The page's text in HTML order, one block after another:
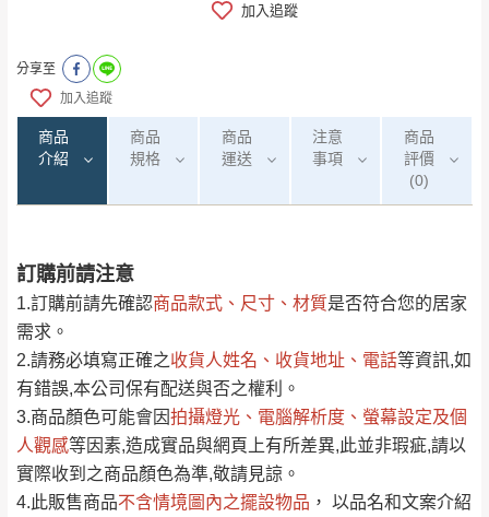
加入追蹤
分享至
加入追蹤
商品
介紹
商品
規格
商品
運送
注意
事項
商品
評價
(0)
訂購前請注意
1.訂購前請先確認商品款式、尺寸、材質是否符合您的居家
需求。
2.請務必填寫正確之收貨人姓名、收貨地址、電話等資訊,如
有錯誤,本公司保有配送與否之權利。
3.商品顏色可能會因拍攝燈光、電腦解析度、螢幕設定及個
人觀感等因素,造成實品與網頁上有所差異,此並非瑕疵,請以
實際收到之商品顏色為準,敬請見諒。
4.此販售商品不含情境圖內之擺設物品 ， 以品名和文案介紹
運 費 說 明
運送地區 運送費用
偏遠地區
（請先線上詢問 LINE
→@dershin ）
桃園 復興鄉
注意事項：
由於品項繁多，網頁無法及時更新，如有需
Line客服」來信確認商品是否有「現貨」與
「金額」。
若商品價格或庫存有異常，商家有權取消訂
單。部分網路商品恕無法更改原設計或客製，敬請
見諒！
0/5 (0)筆
全部 依評論高至低排列
依評論低至高排列 只顯示附上圖片
只顯示附上評論